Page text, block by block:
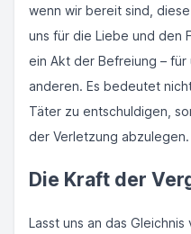
wenn wir bereit sind,
uns für die Liebe und den
ein Akt der Befreiung –
anderen. Es bedeutet
Täter zu entschuldigen,
der Verletzung abzulegen.
Die Kraft der
Lasst uns an das